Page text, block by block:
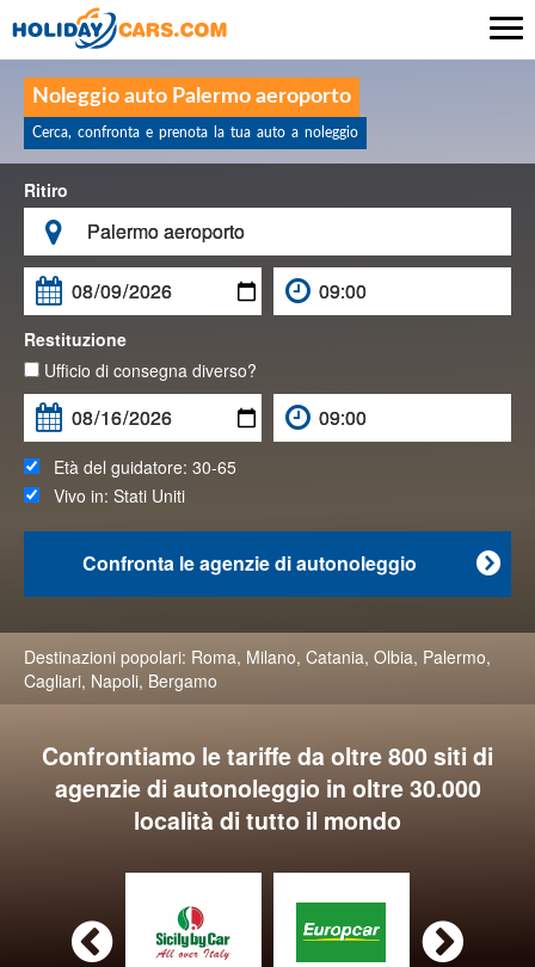
Noleggio auto Palermo aeroporto
Cerca, confronta e prenota la tua auto a noleggio
Ritiro


Restituzione
Ufficio di consegna diverso?
Età del guidatore: 30-65
Vivo in: Stati Uniti

Confronta le agenzie di autonoleggio
Destinazioni popolari: Roma, Milano, Catania, Olbia, Palermo,
Cagliari, Napoli, Bergamo
Confrontiamo le tariffe da oltre 800 siti di
agenzie di autonoleggio in oltre 30.000
località di tutto il mondo
 